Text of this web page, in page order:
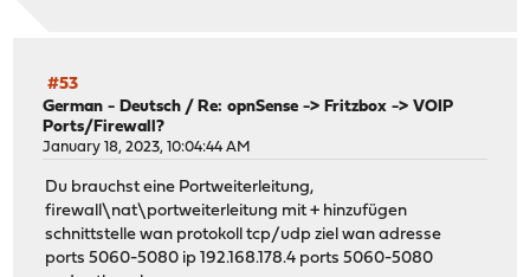
#53
German - Deutsch /Re: opnSense -> Fritzbox -> VOIP
Ports/Firewall?
January 18, 2023, 10:04:44 AM
Du brauchst eine Portweiterleitung,
firewall\nat\portweiterleitung mit + hinzufügen
schnittstelle wan protokoll tcp/udp ziel wan adresse
ports 5060-5080 ip 192.168.178.4 ports 5060-5080